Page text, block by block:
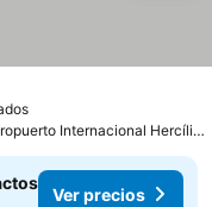
Ver precios
Internacional Hercílio
Ver precios